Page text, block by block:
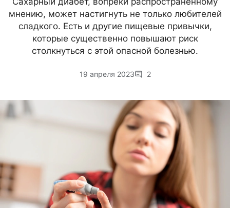
мнению, может настигнуть не только любителей
сладкого. Есть и другие пищевые привычки,
которые существенно повышают риск
столкнуться с этой опасной болезнью.
19 апреля 2023 2